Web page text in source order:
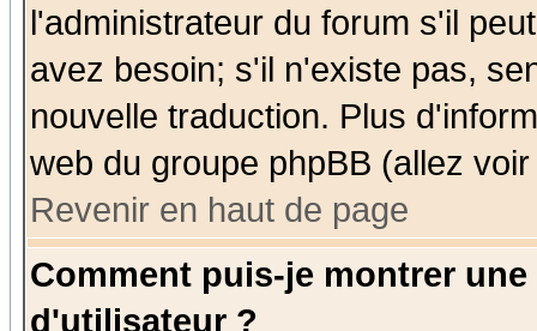
l'administrateur du forum s'il
avez besoin; s'il n'existe pas,
nouvelle traduction. Plus
web du groupe phpBB (allez
Revenir en haut de page
Comment puis-je montrer
d'utilisateur ?